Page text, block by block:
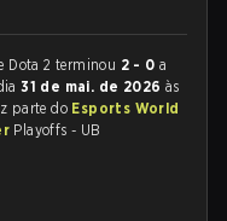
Dota 2 terminou 2 - 0 a
31 de mai. de 2026 às
parte do Esports World
Playoffs - UB